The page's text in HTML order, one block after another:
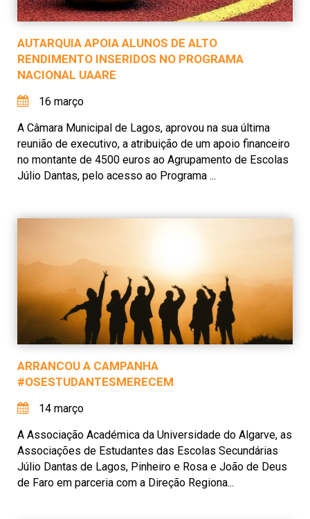
AUTARQUIA APOIA ALUNOS DE ALTO
RENDIMENTO INSERIDOS NO PROGRAMA
NACIONAL UAARE
16 março
A Câmara Municipal de Lagos, aprovou na sua última
reunião de executivo, a atribuição de um apoio financeiro
no montante de 4500 euros ao Agrupamento de Escolas
Júlio Dantas, pelo acesso ao Programa ...
ARRANCOU A CAMPANHA
#OSESTUDANTESMERECEM
14 março
A Associação Académica da Universidade do Algarve, as
Associações de Estudantes das Escolas Secundárias
Júlio Dantas de Lagos, Pinheiro e Rosa e João de Deus
de Faro em parceria com a Direção Regiona...